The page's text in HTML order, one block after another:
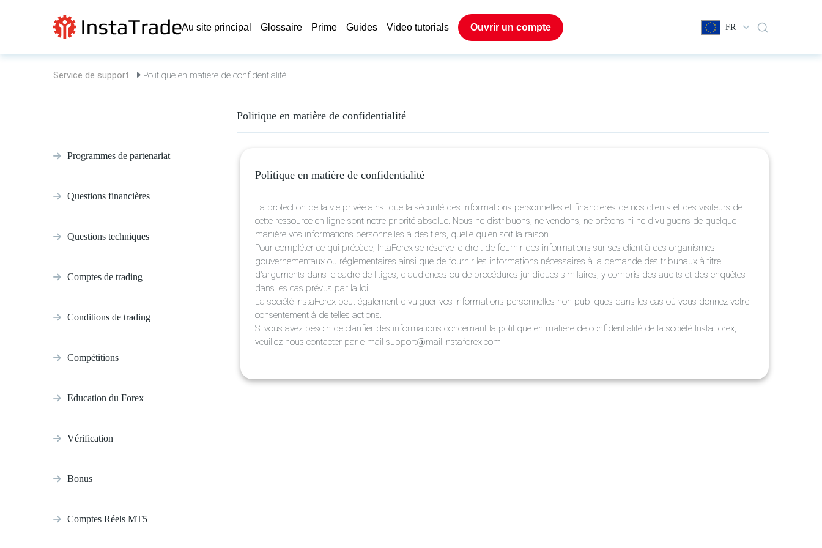
Au site principal Glossaire Prime Guides Video tutorials Ouvrir un compte FR
Service de support Politique en matière de confidentialité
Programmes de partenariat
Questions financières
Questions techniques
Comptes de trading
Conditions de trading
Compétitions
Education du Forex
Vérification
Bonus
Comptes Réels MT5
Politique en matière de confidentialité
Politique en matière de confidentialité
La protection de la vie privée ainsi que la sécurité des informations personnelles et financières de nos clients et des visiteurs de
cette ressource en ligne sont notre priorité absolue. Nous ne distribuons, ne vendons, ne prêtons ni ne divulguons de quelque
manière vos informations personnelles à des tiers, quelle qu'en soit la raison.
Pour compléter ce qui précède, IntaForex se réserve le droit de fournir des informations sur ses client à des organismes
gouvernementaux ou réglementaires ainsi que de fournir les informations nécessaires à la demande des tribunaux à titre
d'arguments dans le cadre de litiges, d'audiences ou de procédures juridiques similaires, y compris des audits et des enquêtes
dans les cas prévus par la loi.
La société InstaForex peut également divulguer vos informations personnelles non publiques dans les cas où vous donnez votre
consentement à de telles actions.
Si vous avez besoin de clarifier des informations concernant la politique en matière de confidentialité de la société InstaForex,
veuillez nous contacter par e-mail support@mail.instaforex.com